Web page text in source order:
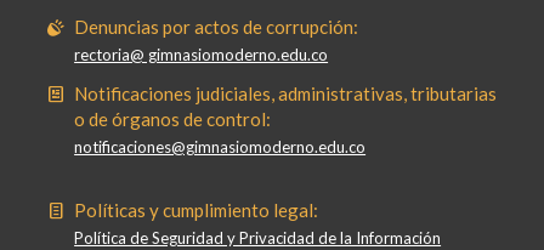
Denuncias por actos de corrupción:
rectoria@ gimnasiomoderno.edu.co
Notificaciones judiciales, administrativas, tributarias
o de órganos de control:
notificaciones@gimnasiomoderno.edu.co
Políticas y cumplimiento legal:
Política de Seguridad y Privacidad de la Información